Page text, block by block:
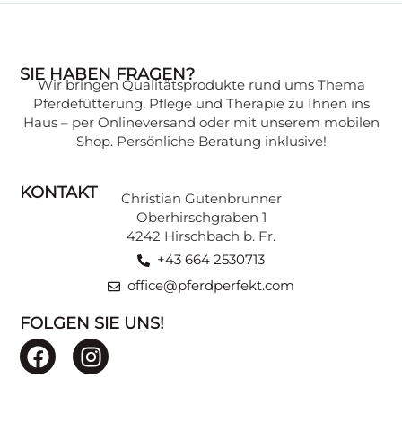
SIE HABEN FRAGEN?
Wir bringen Qualitätsprodukte rund ums Thema
Pferdefütterung, Pflege und Therapie zu Ihnen ins
Haus – per Onlineversand oder mit unserem mobilen
Shop. Persönliche Beratung inklusive!
KONTAKT
Christian Gutenbrunner
Oberhirschgraben 1
4242 Hirschbach b. Fr.
+43 664 2530713
office@pferdperfekt.com
FOLGEN SIE UNS!